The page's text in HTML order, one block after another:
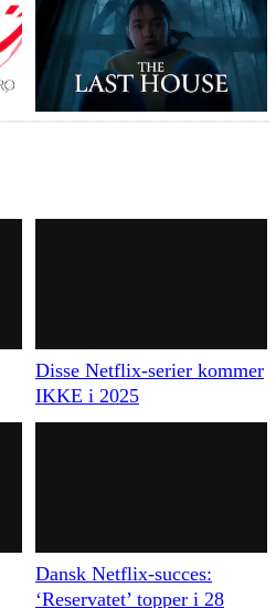
Disse Netflix-serier kommer
IKKE i 2025
Dansk Netflix-succes:
‘Reservatet’ topper i 28